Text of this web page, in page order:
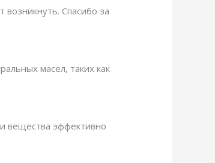
Спасибо за
масел, таких как
вещества эффективно